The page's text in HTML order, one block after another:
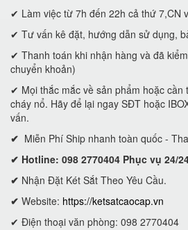
✔ Làm việc từ 7h đến 22h cả thứ 7,CN
✔ Tư vấn kê đặt, hướng dẫn sử dụng,
✔ Thanh toán khi nhận hàng và đã
chuyển khoản)
✔ Mọi thắc mắc về sản phẩm hoặc cần
cháy nổ. Hãy để lại ngay SĐT hoặc
vấn.
✔ Miễn Phí Ship nhanh toàn quốc -
✔ Hotline: 098 2770404 Phục vụ 24/
✔ Nhận Đặt Két Sắt Theo Yêu Cầu.
✔ Website: https://ketsatcaocap.vn
✔ Điện thoại văn phòng: 098 2770404